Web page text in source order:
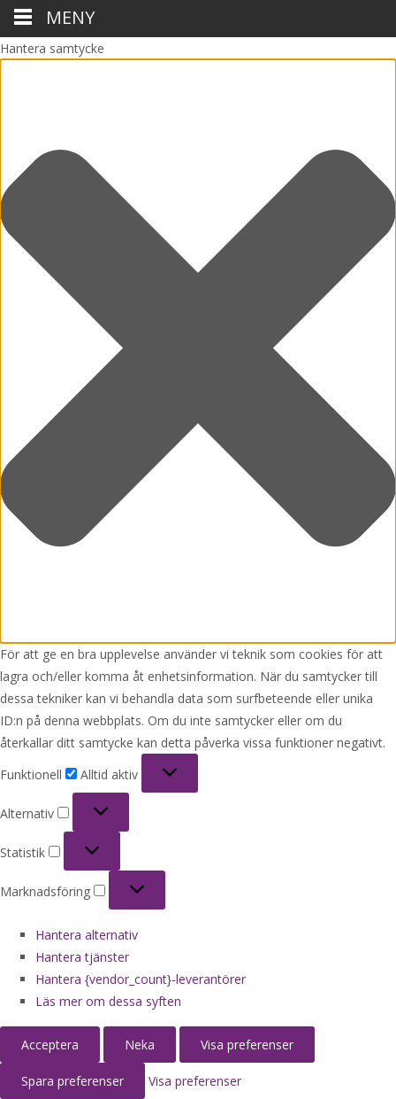
Hantera samtycke
För att ge en bra upplevelse använder vi teknik som cookies för att
lagra och/eller komma åt enhetsinformation. När du samtycker till
dessa tekniker kan vi behandla data som surfbeteende eller unika
ID:n på denna webbplats. Om du inte samtycker eller om du
återkallar ditt samtycke kan detta påverka vissa funktioner negativt.
Funktionell
Alltid aktiv
Alternativ
Statistik
Marknadsföring
Hantera alternativ
Hantera tjänster
Hantera {vendor_count}-leverantörer
Läs mer om dessa syften
Acceptera Neka Visa preferenser
Spara preferenser Visa preferenser
MENY